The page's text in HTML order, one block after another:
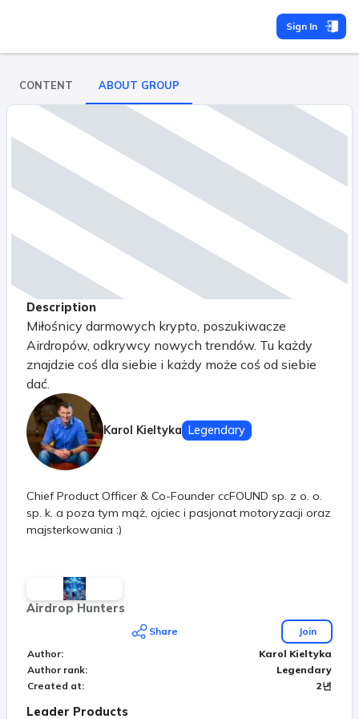
Sign In
CONTENT ABOUT GROUP
Description
Miłośnicy darmowych krypto, poszukiwacze
Airdropów, odkrywcy nowych trendów. Tu każdy
znajdzie coś dla siebie i każdy może coś od siebie
dać.
Karol Kieltyka Legendary
Chief Product Officer & Co-Founder ccFOUND sp. z o. o.
sp. k. a poza tym mąż, ojciec i pasjonat motoryzacji oraz
majsterkowania :)
Airdrop Hunters
Share
Join
Author:
Karol Kieltyka
Author rank:
Legendary
Created at: 2년
Leader Products